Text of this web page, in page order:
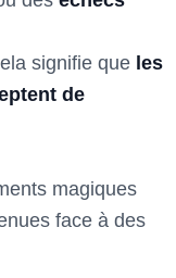
signifie que les
de
magiques
face à des